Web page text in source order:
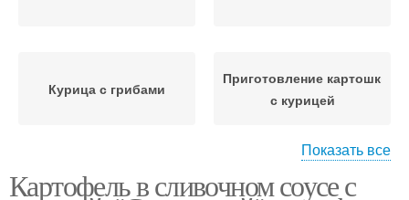
Курица с грибами
Приготовление картошки
с курицей
Курица с картошкой Курица с овощами
Показать все
Картофель в сливочном соусе с